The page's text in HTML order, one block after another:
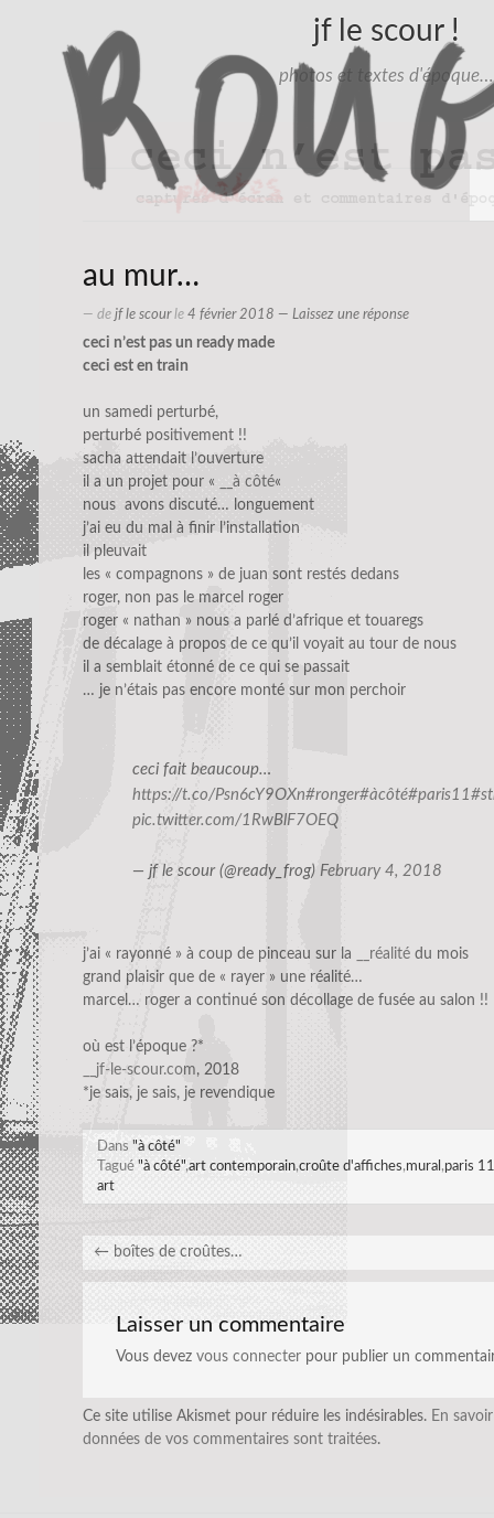
jf le scour !
photos et textes d'époque…
au mur…
— de jf le scourle 4 février 2018 — Laissez une réponse
ceci n’est pas un ready made
ceci est en train
un samedi perturbé,
perturbé positivement !!
sacha attendait l’ouverture
il a un projet pour «
__à côté«
nous avons discuté… longuement
j’ai eu du mal à finir l’installation
il pleuvait
les « compagnons » de juan sont restés dedans
roger, non pas le marcel roger
roger « nathan » nous a parlé d’afrique et touaregs
de décalage à propos de ce qu’il voyait au tour de nous
il a semblait étonné de ce qui se passait
… je n’étais pas encore monté sur mon perchoir
ceci fait beaucoup…
https://t.co/Psn6cY9OXn#ronger#àcôté#paris11
pic.twitter.com/1RwBlF7OEQ
— jf le scour (@ready_frog) February 4, 2018
j’ai « rayonné » à coup de pinceau sur la __réalité du mois
grand plaisir que de « rayer » une réalité…
marcel… roger a continué son décollage de fusée au salon !!
où est l’époque ?*
__jf-le-scour.com, 2018
*je sais, je sais, je revendique
Dans "à côté"
Tagué "à côté",art contemporain,croûte d'affiches,mural ,paris 11
art
← boîtes de croûtes…
Laisser un commentaire
Vous devez vous connecter pour publier un
Ce site utilise Akismet pour réduire les indésirables. En
données de vos commentaires sont traitées.